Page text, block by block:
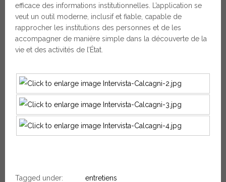
efficace des informations institutionnelles. L’application se
veut un outil moderne, inclusif et fiable, capable de
rapprocher les institutions des personnes et de les
accompagner de manière simple dans la découverte de la
vie et des activités de l’État.
Tagged under:
entretiens